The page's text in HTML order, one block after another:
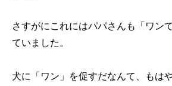
さすがにこれにはパパさんも「ワン
ていました。
犬に「ワン」を促すだなんて、もは